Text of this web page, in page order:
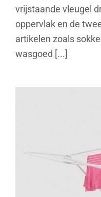
vrijstaande vleugel
oppervlak en de
artikelen zoals
wasgoed [...]